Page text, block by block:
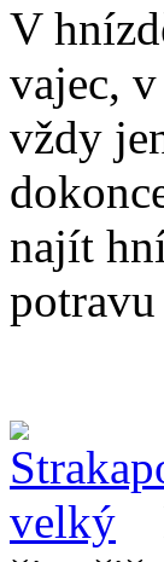
V
vajec,
vždy
najít